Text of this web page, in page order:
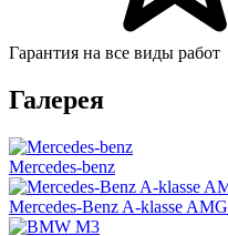
Гарантия на все виды работ
Галерея
Mercedes-benz
Mercedes-Benz A-klasse AMG